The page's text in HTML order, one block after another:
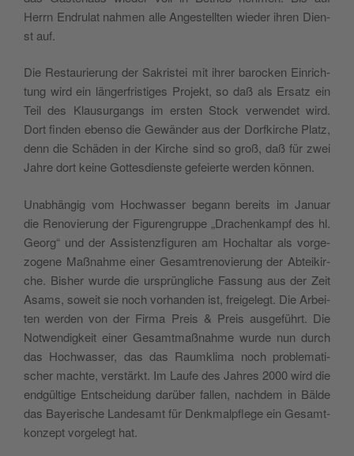
Herrn Endru­lat nah­men alle Ange­stell­ten wie­der ihren Dien­
st auf.
Die Restau­rie­rung der Sakri­stei mit ihrer baroc­ken Ein­ri­ch­
tung wird ein län­ger­fri­sti­ges Pro­jekt, so daß als Ersa­tz ein
Teil des Klau­sur­gangs im ersten Stock ver­wen­det wird.
Dort fin­den eben­so die Gewän­der aus der Dor­f­kir­che Pla­tz,
denn die Schä­den in der Kir­che sind so groß, daß für zwei
Jah­re dort kei­ne Got­te­sdien­ste gefeier­te wer­den können.
Una­b­hän­gig vom Hoch­was­ser begann berei­ts im Januar
die Reno­vie­rung der Figu­ren­grup­pe „Dra­chen­kam­pf des hl.
Georg“ und der Assi­sten­z­fi­gu­ren am Hochal­tar als vor­ge­
zo­ge­ne Maß­nah­me einer Gesam­tre­no­vie­rung der Abtei­kir­
che. Bisher wur­de die ursprün­gli­che Fas­sung aus der Zeit
Asams, soweit sie noch vorhan­den ist, frei­ge­legt. Die Arbei­
ten wer­den von der Fir­ma Pre­is & Pre­is ausge­führt. Die
Not­wen­di­g­keit einer Gesamt­maß­nah­me wur­de nun durch
das Hoch­was­ser, das das Rau­m­kli­ma noch pro­ble­ma­ti­
scher mach­te, ver­stärkt. Im Lau­fe des Jah­res 2000 wird die
end­gül­ti­ge Entschei­dung darü­ber fal­len, nach­dem in Bäl­de
das Baye­ri­sche Lan­de­samt für Denk­mal­p­fle­ge ein Gesam­t­
kon­zept vor­ge­legt hat.